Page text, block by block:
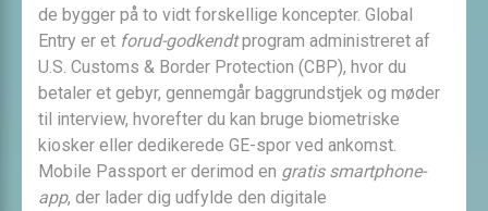
de bygger på to vidt forskellige koncepter. Global
Entry er et forud-godkendtprogram administreret af
U.S. Customs & Border Protection (CBP), hvor du
betaler et gebyr, gennemgår baggrundstjek og møder
til interview, hvorefter du kan bruge biometriske
kiosker eller dedikerede GE-spor ved ankomst.
Mobile Passport er derimod en gratis smartphone-
app, der lader dig udfylde den digitale